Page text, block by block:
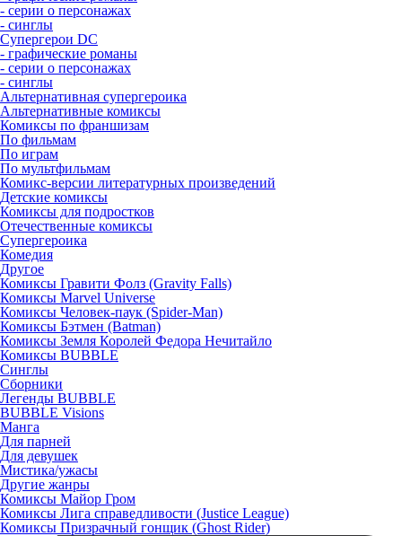
- серии о персонажах
- синглы
Супергерои DC
- графические романы
- серии о персонажах
- синглы
Альтернативная супергероика
Альтернативные комиксы
Комиксы по франшизам
По фильмам
По играм
По мультфильмам
Комикс-версии литературных произведений
Детские комиксы
Комиксы для подростков
Отечественные комиксы
Супергероика
Комедия
Другое
Комиксы Гравити Фолз (Gravity Falls)
Комиксы Marvel Universe
Комиксы Человек-паук (Spider-Man)
Комиксы Бэтмен (Batman)
Комиксы Земля Королей Федора Нечитайло
Комиксы BUBBLE
Синглы
Сборники
Легенды BUBBLE
BUBBLE Visions
Манга
Для парней
Для девушек
Мистика/ужасы
Другие жанры
Комиксы Майор Гром
Комиксы Лига справедливости (Justice League)
Комиксы Призрачный гонщик (Ghost Rider)